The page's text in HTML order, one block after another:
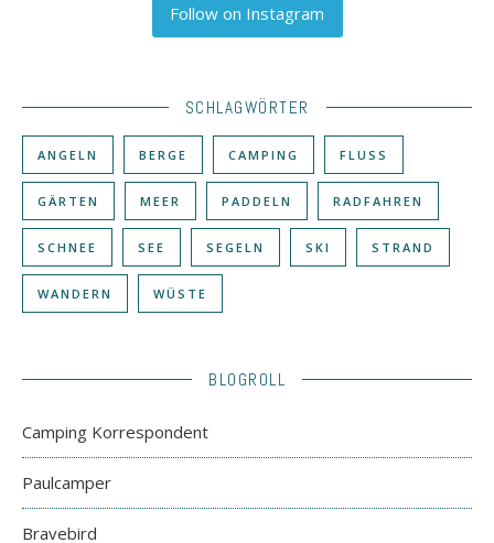
Follow on Instagram
SCHLAGWÖRTER
ANGELN BERGE CAMPING FLUSS
GÄRTEN MEER PADDELN RADFAHREN
SCHNEE SEE SEGELN SKI STRAND
WANDERN WÜSTE
BLOGROLL
Camping Korrespondent
Paulcamper
Bravebird